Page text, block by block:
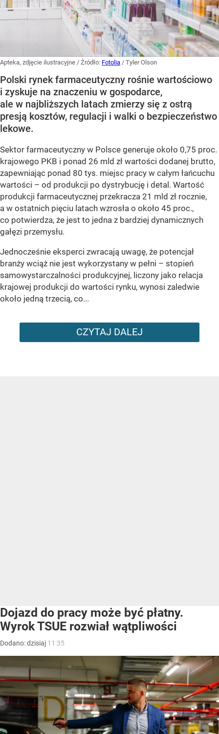
Apteka, zdjęcie ilustracyjne / Źródło: Fotolia / Tyler Olson
Polski rynek farmaceutyczny rośnie wartościowo
i zyskuje na znaczeniu w gospodarce,
ale w najbliższych latach zmierzy się z ostrą
presją kosztów, regulacji i walki o bezpieczeństwo
lekowe.
Sektor farmaceutyczny w Polsce generuje około 0,75 proc.
krajowego PKB i ponad 26 mld zł wartości dodanej brutto,
zapewniając ponad 80 tys. miejsc pracy w całym łańcuchu
wartości – od produkcji po dystrybucję i detal. Wartość
produkcji farmaceutycznej przekracza 21 mld zł rocznie,
a w ostatnich pięciu latach wzrosła o około 45 proc.,
co potwierdza, że jest to jedna z bardziej dynamicznych
gałęzi przemysłu.
Jednocześnie eksperci zwracają uwagę, że potencjał
branży wciąż nie jest wykorzystany w pełni – stopień
samowystarczalności produkcyjnej, liczony jako relacja
krajowej produkcji do wartości rynku, wynosi zaledwie
około jedną trzecią, co...
CZYTAJ DALEJ
Dojazd do pracy może być płatny.
Wyrok TSUE rozwiał wątpliwości
Dodano:dzisiaj 11:35